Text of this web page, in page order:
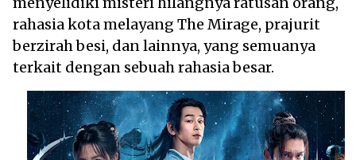
rahasia kota melayang The Mirage, prajurit
berzirah besi, dan lainnya, yang semuanya
terkait dengan sebuah rahasia besar.